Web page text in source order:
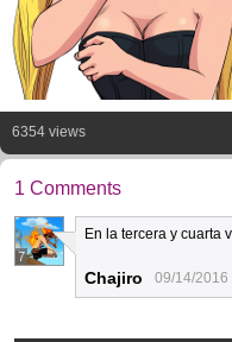
6354 views
1 Comments
7
En la tercera y cuarta
Chajiro 09/14/2016